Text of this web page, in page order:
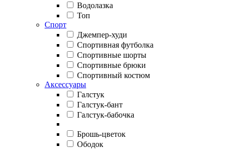
Водолазка
Топ
Спорт
Джемпер-худи
Спортивная футболка
Спортивные шорты
Спортивные брюки
Спортивный костюм
Аксессуары
Галстук
Галстук-бант
Галстук-бабочка
Брошь-цветок
Ободок